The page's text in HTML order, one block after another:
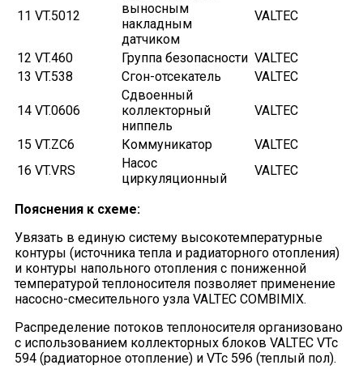
11 VT.5012
выносным
накладным
датчиком
VALTEC
12 VT.460 Группа безопасности VALTEC
13 VT.538 Сгон-отсекатель VALTEC
14 VT.0606
Сдвоенный
коллекторный
ниппель
VALTEC
15 VT.ZC6 Коммуникатор
VALTEC
16 VT.VRS
Насос
циркуляционный
VALTEC
Пояснения к схеме:
Увязать в единую систему высокотемпературные
контуры (источника тепла и радиаторного отопления)
и контуры напольного отопления с пониженной
температурой теплоносителя позволяет применение
насосно-смесительного узла VALTEC COMBIMIX.
Распределение потоков теплоносителя организовано
с использованием коллекторных блоков VALTEC VTc
594 (радиаторное отопление) и VTc 596 (теплый пол).